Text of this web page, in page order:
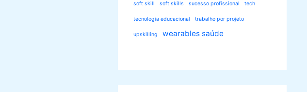
soft skill soft skills sucesso profissional tech
tecnologia educacional trabalho por projeto
upskilling wearables saúde